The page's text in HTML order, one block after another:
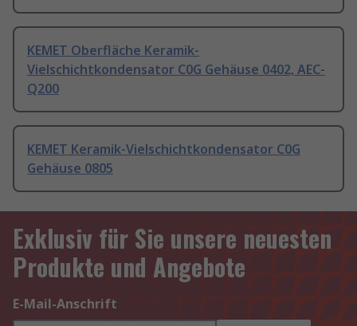
KEMET Oberfläche Keramik-
Vielschichtkondensator C0G Gehäuse 0402, AEC-
Q200
KEMET Keramik-Vielschichtkondensator C0G
Gehäuse 0805
Exklusiv für Sie unsere neuesten
Produkte und Angebote
E-Mail-Anschrift